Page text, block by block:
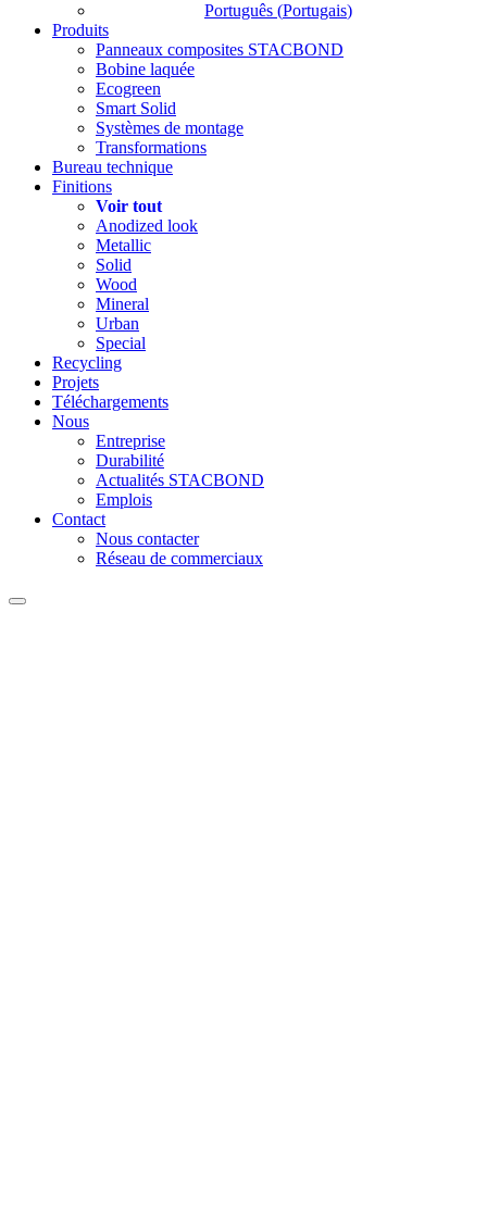
Português (Portugais)
Produits
Panneaux composites STACBOND
Bobine laquée
Ecogreen
Smart Solid
Systèmes de montage
Transformations
Bureau technique
Finitions
Voir tout
Anodized look
Metallic
Solid
Wood
Mineral
Urban
Special
Recycling
Projets
Téléchargements
Nous
Entreprise
Durabilité
Actualités STACBOND
Emplois
Contact
Nous contacter
Réseau de commerciaux